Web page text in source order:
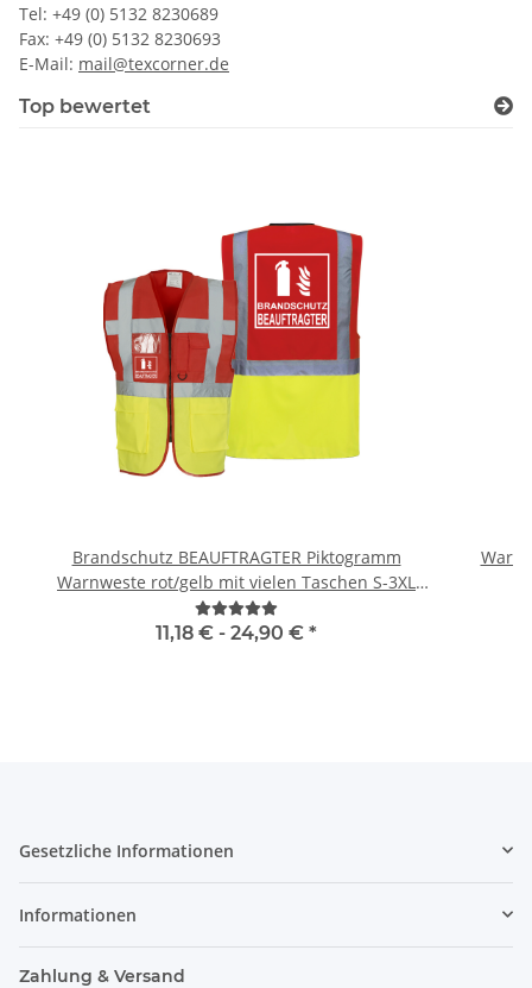
Tel: +49 (0) 5132 8230689
Fax: +49 (0) 5132 8230693
E-Mail: mail@texcorner.de
Top bewertet
Brandschutz BEAUFTRAGTER Piktogramm
Warnweste rot/gelb mit vielen Taschen S-3XL
"BRAND22 Linie"
11,18 € - 24,90 € *
Gesetzliche Informationen
Informationen
Zahlung & Versand